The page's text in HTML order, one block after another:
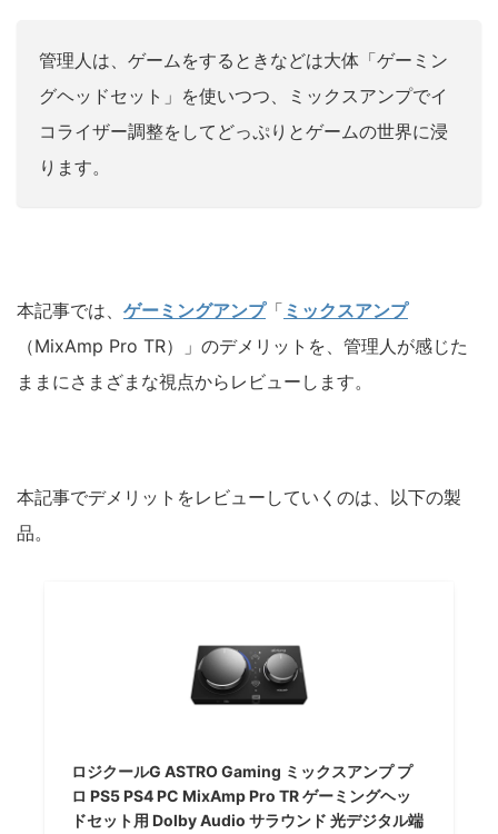
管理人は、ゲームをするときなどは大体「ゲーミン
グヘッドセット」を使いつつ、ミックスアンプでイ
コライザー調整をしてどっぷりとゲームの世界に浸
ります。
本記事では、 ゲーミングアンプ「 ミックスアンプ
（MixAmp Pro TR）」のデメリットを、管理人が感じた
ままにさまざまな視点からレビューします。
本記事でデメリットをレビューしていくのは、以下の製
品。
ロジクールG ASTRO Gaming ミックスアンプ プ
ロ PS5 PS4 PC MixAmp Pro TR ゲーミングヘッ
ドセット用 Dolby Audio サラウンド 光デジタル端